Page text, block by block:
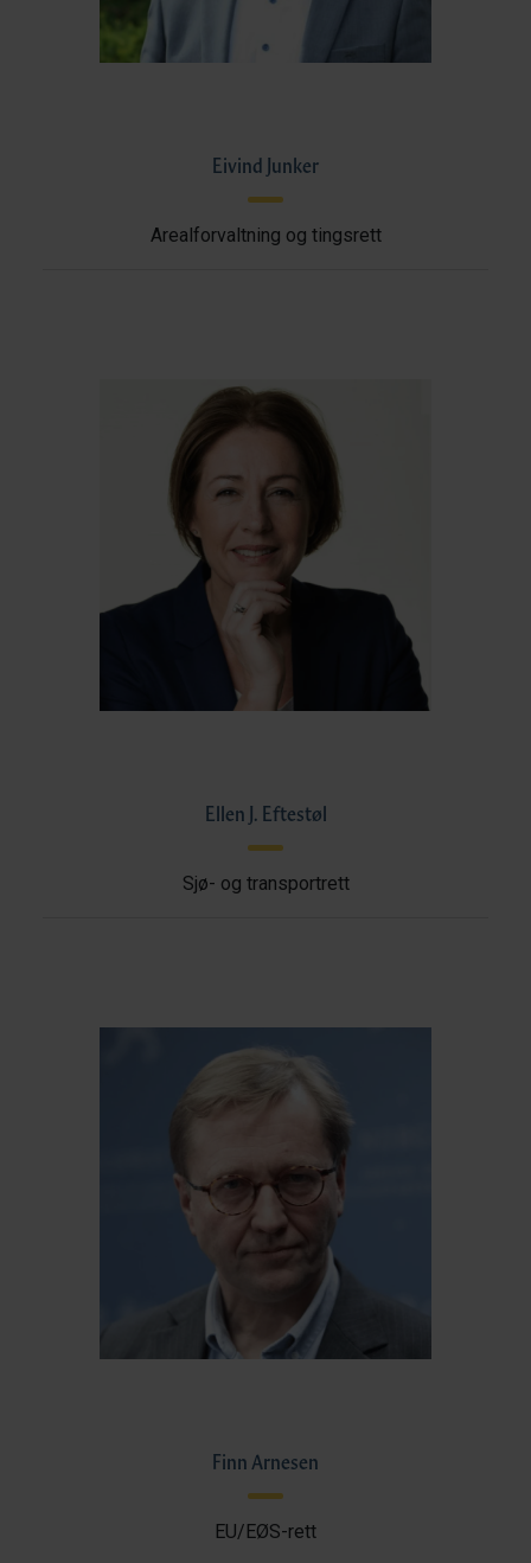
Eivind Junker
Arealforvaltning og tingsrett
Ellen J. Eftestøl
Sjø- og transportrett
Finn Arnesen
EU/EØS-rett